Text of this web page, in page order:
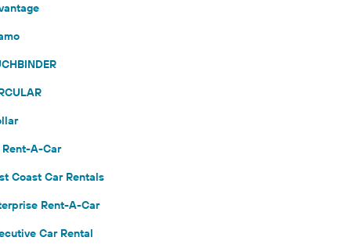
A-Car
Coast Car Rentals
Rent-A-Car
Car Rental